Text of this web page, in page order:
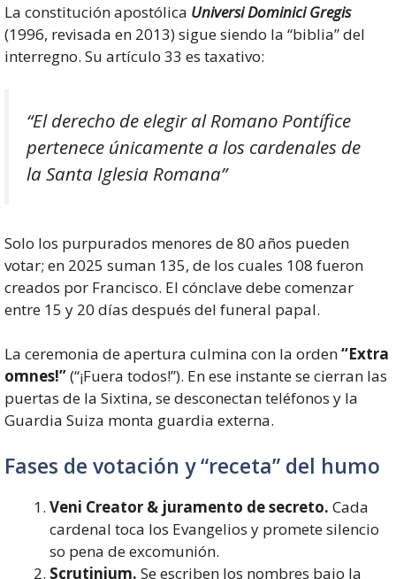
La constitución apostólica Universi Dominici Gregis
(1996, revisada en 2013) sigue siendo la “biblia” del
interregno. Su artículo 33 es taxativo:
“El derecho de elegir al Romano Pontífice
pertenece únicamente a los cardenales de
la Santa Iglesia Romana”
Solo los purpurados menores de 80 años pueden
votar; en 2025 suman 135, de los cuales 108 fueron
creados por Francisco. El cónclave debe comenzar
entre 15 y 20 días después del funeral papal.
La ceremonia de apertura culmina con la orden“Extra
omnes!”(“¡Fuera todos!”). En ese instante se cierran las
puertas de la Sixtina, se desconectan teléfonos y la
Guardia Suiza monta guardia externa.
Fases de votación y “receta” del humo
Veni Creator & juramento de secreto. Cada
cardenal toca los Evangelios y promete silencio
so pena de excomunión.
Scrutinium. Se escriben los nombres bajo la